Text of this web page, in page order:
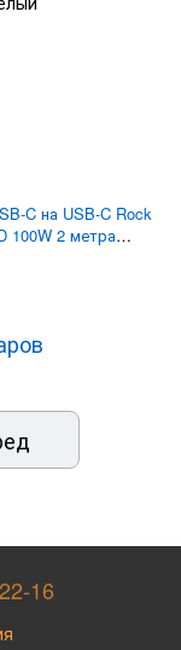
C на USB-C Rock
100W 2 метра
16